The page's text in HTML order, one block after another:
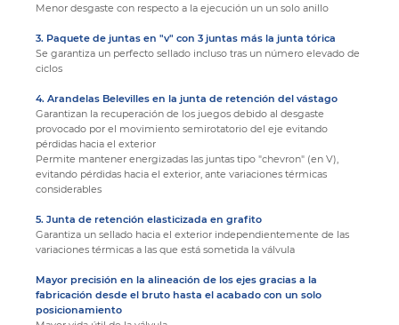
Menor desgaste con respecto a la ejecución un un solo anillo
3. Paquete de juntas en "v" con 3 juntas más la junta tórica
Se garantiza un perfecto sellado incluso tras un número elevado de
ciclos
4. Arandelas Belevilles en la junta de retención del vástago
Garantizan la recuperación de los juegos debido al desgaste
provocado por el movimiento semirotatorio del eje evitando
pérdidas hacia el exterior
Permite mantener energizadas las juntas tipo "chevron" (en V),
evitando pérdidas hacia el exterior, ante variaciones térmicas
considerables
5. Junta de retención elasticizada en grafito
Garantiza un sellado hacia el exterior independientemente de las
variaciones térmicas a las que está sometida la válvula
Mayor precisión en la alineación de los ejes gracias a la
fabricación desde el bruto hasta el acabado con un solo
posicionamiento